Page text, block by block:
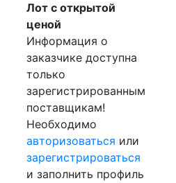
Лот с открытой
ценой
Информация о
заказчике доступна
только
зарегистрированным
поставщикам!
Необходимо
авторизоваться или
зарегистрироваться
и заполнить профиль